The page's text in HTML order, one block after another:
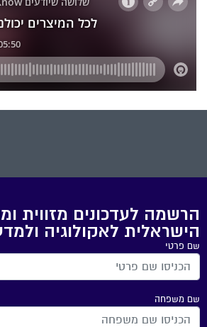
הרשמה לעדכונים מזווית
הישראלית לאקולוגיה
שם פרטי
שם משפחה